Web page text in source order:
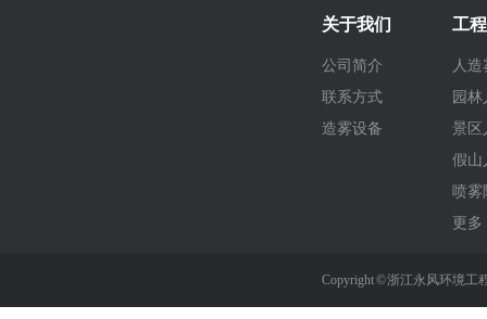
关于我们
公司简介
联系方式
造雾设备
工
人造
园林
景区
假山
喷雾
更多
Copyright © 浙江永风环境工